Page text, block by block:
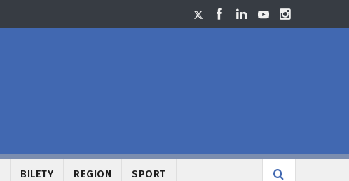
BILETY REGION SPORT